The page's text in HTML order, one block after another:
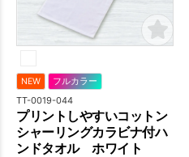
NEW フルカラー
TT-0019-044
プリントしやすいコットン
シャーリングカラビナ付ハ
ンドタオル ホワイト